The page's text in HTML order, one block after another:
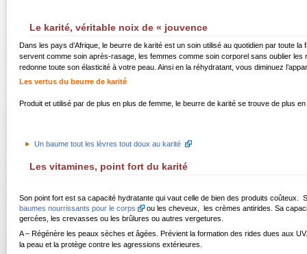
Le karité, véritable noix de « jouvence
Dans les pays d’Afrique, le beurre de karité est un soin utilisé au quotidien par toute
servent comme soin après-rasage, les femmes comme soin corporel sans oublier
redonne toute son élasticité à votre peau. Ainsi en la réhydratant, vous diminuez
Les vertus du beurre de karité
Produit et utilisé par de plus en plus de femme, le beurre de karité se trouve de plus
Un baume tout les lèvres tout doux au karité
Les vitamines, point fort du karité
Son point fort est sa capacité hydratante qui vaut celle de bien des produits
baumes nourrissants pour le corps
ou les cheveux, les crèmes antirides. Sa
gercées, les crevasses ou les brûlures ou autres vergetures.
A – Régénère les peaux sèches et âgées. Prévient la formation des rides dues aux
la peau et la protège contre les agressions extérieures.